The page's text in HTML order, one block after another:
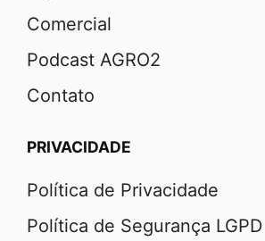
Comercial
Podcast AGRO2
Contato
PRIVACIDADE
Política de Privacidade
Política de Segurança LGPD